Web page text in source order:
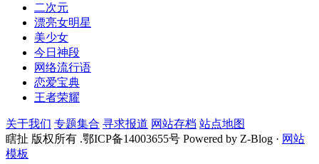
二次元
漂亮女明星
美少女
今日神段
网络流行语
恋爱宝典
王者荣耀
关于我们 专题集合 寻求报道 网站存档 站点地图
瞎扯 版权所有 .鄂ICP备14003655号 Powered by Z-Blog · 网站
模板